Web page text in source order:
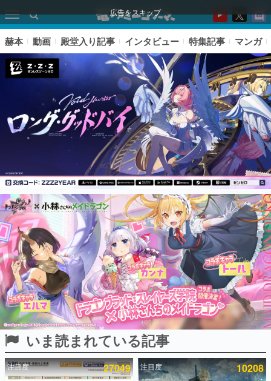
広告をスキップ
ピックアップ
電ファミのいま読まれている記事ランキング
アプリセール情報
インタビュー
連載・特集一覧
殿堂入り記事
SNS拡散数が数千以上！ ページビュー数万以上！ などな
ど。多くの人々に読まれた、電ファミ渾身の“殿堂入り”記
事をまとめました。
赫本 動画 殿堂入り記事 インタビュー 特集記事 マンガ
いま読まれている記事
注目度 27049 注目度 10208